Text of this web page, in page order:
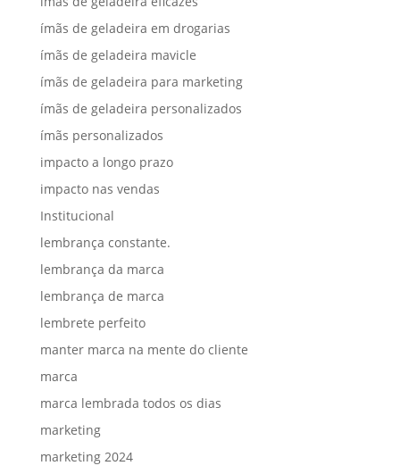
ímãs de geladeira em drogarias
ímãs de geladeira mavicle
ímãs de geladeira para marketing
ímãs de geladeira personalizados
ímãs personalizados
impacto a longo prazo
impacto nas vendas
Institucional
lembrança constante.
lembrança da marca
lembrança de marca
lembrete perfeito
manter marca na mente do cliente
marca
marca lembrada todos os dias
marketing
marketing 2024